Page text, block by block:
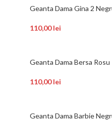
Geanta Dama Gina 2
110,00lei
Geanta Dama Bersa Rosu
110,00lei
Geanta Dama Barbie